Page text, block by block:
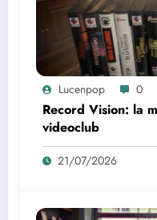
Lucenpop 0
Record Vision: la
videoclub
21/07/2026